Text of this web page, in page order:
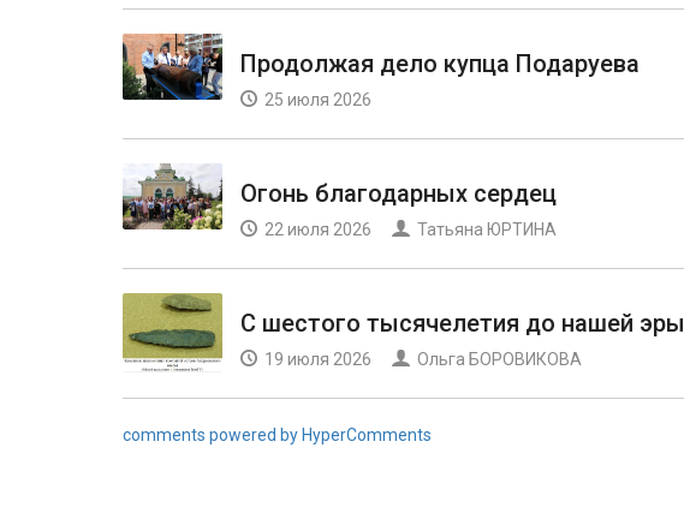
Продолжая дело купца Подаруева
25 июля 2026
Огонь благодарных сердец
22 июля 2026 Татьяна ЮРТИНА
С шестого тысячелетия до нашей эры
19 июля 2026 Ольга БОРОВИКОВА
comments powered by HyperComments